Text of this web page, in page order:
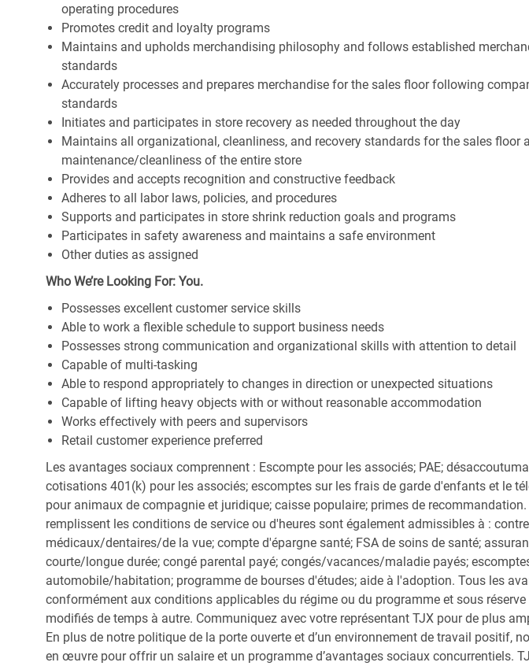
operating procedures
Promotes credit and loyalty programs
Maintains and upholds merchandising philosophy and follows established
standards
Accurately processes and prepares merchandise for the sales floor following
standards
Initiates and participates in store recovery as needed throughout the day
Maintains all organizational, cleanliness, and recovery standards for the sales floor
maintenance/cleanliness of the entire store
Provides and accepts recognition and constructive feedback
Adheres to all labor laws, policies, and procedures
Supports and participates in store shrink reduction goals and programs
Participates in safety awareness and maintains a safe environment
Other duties as assigned
Who We’re Looking For: You.
Possesses excellent customer service skills
Able to work a flexible schedule to support business needs
Possesses strong communication and organizational skills with attention to detail
Capable of multi-tasking
Able to respond appropriately to changes in direction or unexpected situations
Capable of lifting heavy objects with or without reasonable accommodation
Works effectively with peers and supervisors
Retail customer experience preferred
Les avantages sociaux comprennent : Escompte pour les associés; PAE;
cotisations 401(k) pour les associés; escomptes sur les frais de garde d'enfants et le
pour animaux de compagnie et juridique; caisse populaire; primes de
remplissent les conditions de service ou d'heures sont également admissibles à :
médicaux/dentaires/de la vue; compte d'épargne santé; FSA de soins de santé;
courte/longue durée; congé parental payé; congés/vacances/maladie payés;
automobile/habitation; programme de bourses d'études; aide à l'adoption. Tous les
conformément aux conditions applicables du régime ou du programme et sous réserve
modifiés de temps à autre. Communiquez avec votre représentant TJX pour de plus
En plus de notre politique de la porte ouverte et d’un environnement de travail positif,
en œuvre pour offrir un salaire et un programme d’avantages sociaux concurrentiels.